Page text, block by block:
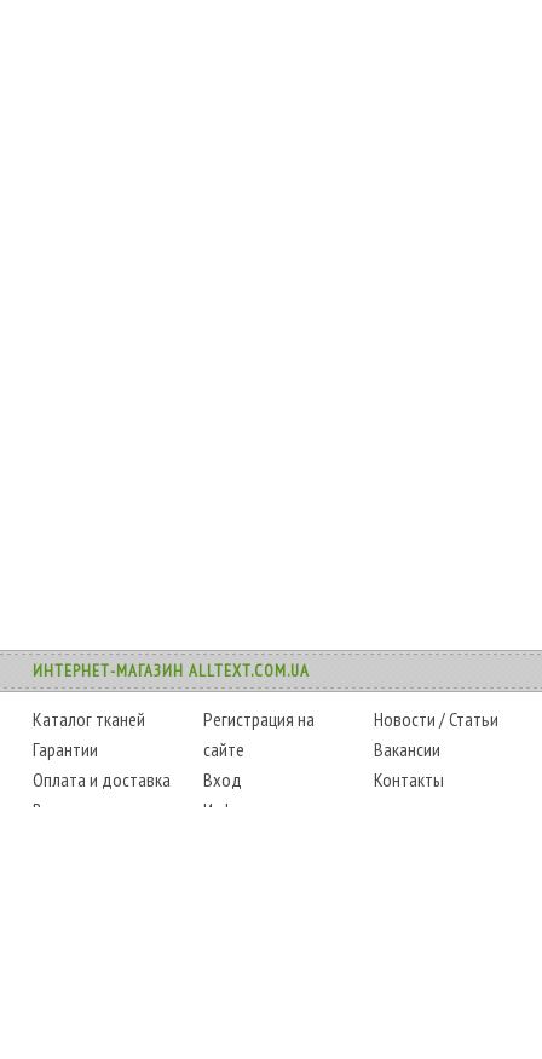
ИНТЕРНЕТ-МАГАЗИН ALLTEXT.COM.UA
Каталог тканей
Гарантии
Оплата и доставка
Возврат товара
Регистрация на
сайте
Вход
Информация
Новости /Статьи
Вакансии
Контакты